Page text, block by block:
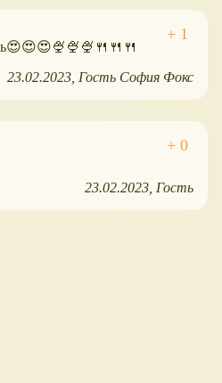
23.02.2023 Гость София Фокс
23.02.2023 Гость